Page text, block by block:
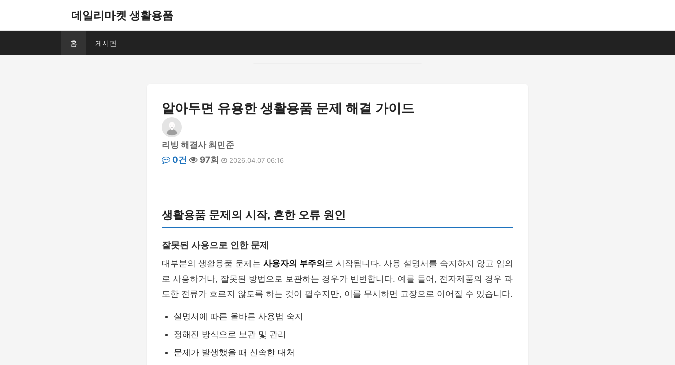
데일리마켓 생활용품
홈 게시판
알아두면 유용한 생활용품 문제 해결 가이드
리빙 해결사 최민준
0건
97회 2026.04.07 06:16
생활용품 문제의 시작, 흔한 오류 원인
잘못된 사용으로 인한 문제
대부분의 생활용품 문제는 사용자의 부주의 로 시작됩니다. 사용 설명서를 숙지하지 않고 임의
로 사용하거나, 잘못된 방법으로 보관하는 경우가 빈번합니다. 예를 들어, 전자제품의 경우 과
도한 전류가 흐르지 않도록 하는 것이 필수지만, 이를 무시하면 고장으로 이어질 수 있습니다.
설명서에 따른 올바른 사용법 숙지
정해진 방식으로 보관 및 관리
문제가 발생했을 때 신속한 대처